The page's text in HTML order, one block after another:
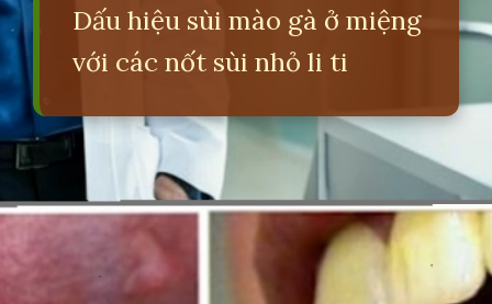
Dấu hiệu sùi mào gà ở miệng
với các nốt sùi nhỏ li ti
Đang mở https://erci.edu.vn/phan-biet-sui-mao-ga-va-nhiet-mieng